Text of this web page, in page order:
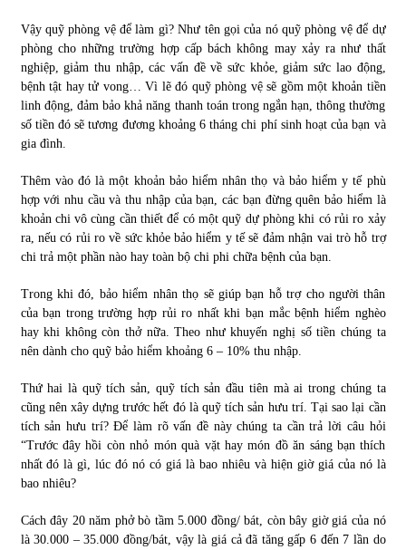
Vậy quỹ phòng vệ để làm gì? Như tên gọi của nó quỹ phòng vệ để dự
phòng cho những trường hợp cấp bách không may xảy ra như thất
nghiệp, giảm thu nhập, các vấn đề về sức khỏe, giảm sức lao động,
bệnh tật hay tử vong… Vì lẽ đó quỹ phòng vệ sẽ gồm một khoản tiền
linh động, đảm bảo khả năng thanh toán trong ngắn hạn, thông thường
số tiền đó sẽ tương đương khoảng 6 tháng chi phí sinh hoạt của bạn và
gia đình.
Thêm vào đó là một khoản bảo hiểm nhân thọ và bảo hiểm y tế phù
hợp với nhu cầu và thu nhập của bạn, các bạn đừng quên bảo hiểm là
khoản chi vô cùng cần thiết để có một quỹ dự phòng khi có rủi ro xảy
ra, nếu có rủi ro về sức khỏe bảo hiểm y tế sẽ đảm nhận vai trò hỗ trợ
chi trả một phần nào hay toàn bộ chi phi chữa bệnh của bạn.
Trong khi đó, bảo hiểm nhân thọ sẽ giúp bạn hỗ trợ cho người thân
của bạn trong trường hợp rủi ro nhất khi bạn mắc bệnh hiểm nghèo
hay khi không còn thở nữa. Theo như khuyến nghị số tiền chúng ta
nên dành cho quỹ bảo hiểm khoảng 6 – 10% thu nhập.
Thứ hai là quỹ tích sản, quỹ tích sản đầu tiên mà ai trong chúng ta
cũng nên xây dựng trước hết đó là quỹ tích sản hưu trí. Tại sao lại cần
tích sản hưu trí? Để làm rõ vấn đề này chúng ta cần trả lời câu hỏi
“Trước đây hồi còn nhỏ món quà vặt hay món đồ ăn sáng bạn thích
nhất đó là gì, lúc đó nó có giá là bao nhiêu và hiện giờ giá của nó là
bao nhiêu?
Cách đây 20 năm phở bò tầm 5.000 đồng/ bát, còn bây giờ giá của nó
là 30.000 – 35.000 đồng/bát, vậy là giá cả đã tăng gấp 6 đến 7 lần do